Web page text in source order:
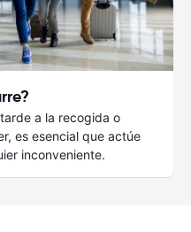
a la recogida o
es esencial que actúe
inconveniente.